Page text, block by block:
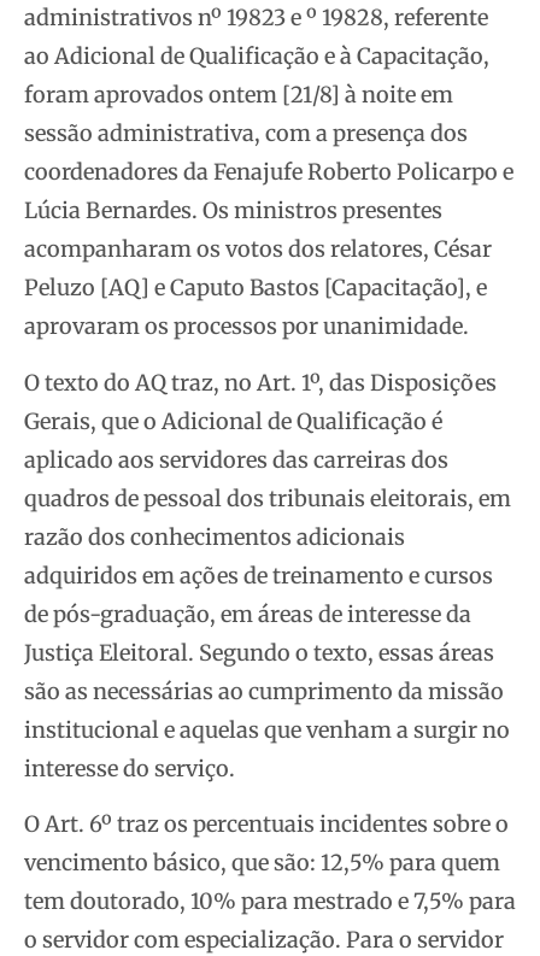
administrativos nº 19823 e º 19828, referente
ao Adicional de Qualificação e à Capacitação,
foram aprovados ontem [21/8] à noite em
sessão administrativa, com a presença dos
coordenadores da Fenajufe Roberto Policarpo e
Lúcia Bernardes. Os ministros presentes
acompanharam os votos dos relatores, César
Peluzo [AQ] e Caputo Bastos [Capacitação], e
aprovaram os processos por unanimidade.
O texto do AQ traz, no Art. 1º, das Disposições
Gerais, que o Adicional de Qualificação é
aplicado aos servidores das carreiras dos
quadros de pessoal dos tribunais eleitorais, em
razão dos conhecimentos adicionais
adquiridos em ações de treinamento e cursos
de pós-graduação, em áreas de interesse da
Justiça Eleitoral. Segundo o texto, essas áreas
são as necessárias ao cumprimento da missão
institucional e aquelas que venham a surgir no
interesse do serviço.
O Art. 6º traz os percentuais incidentes sobre o
vencimento básico, que são: 12,5% para quem
tem doutorado, 10% para mestrado e 7,5% para
o servidor com especialização. Para o servidor